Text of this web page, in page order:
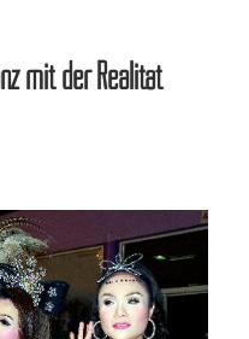
mit der Realität